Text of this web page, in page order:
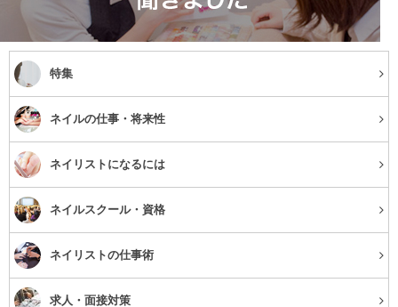
特集
ネイルの仕事・将来性
ネイリストになるには
ネイルスクール・資格
ネイリストの仕事術
求人・面接対策